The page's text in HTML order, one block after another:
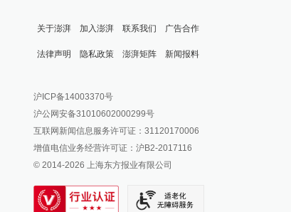
关于澎湃 加入澎湃 联系我们 广告合作
法律声明 隐私政策 澎湃矩阵
澎湃新闻公众号
澎湃新闻抖音号
派生万物开放平台
IP SHANGHAI
SIXTH TONE
新闻报料
报料邮箱: news@thepaper.cn
沪ICP备14003370号
沪公网安备31010602000299号
互联网新闻信息服务许可证：31120170006
增值电信业务经营许可证：沪B2-2017116
© 2014-2026 上海东方报业有限公司